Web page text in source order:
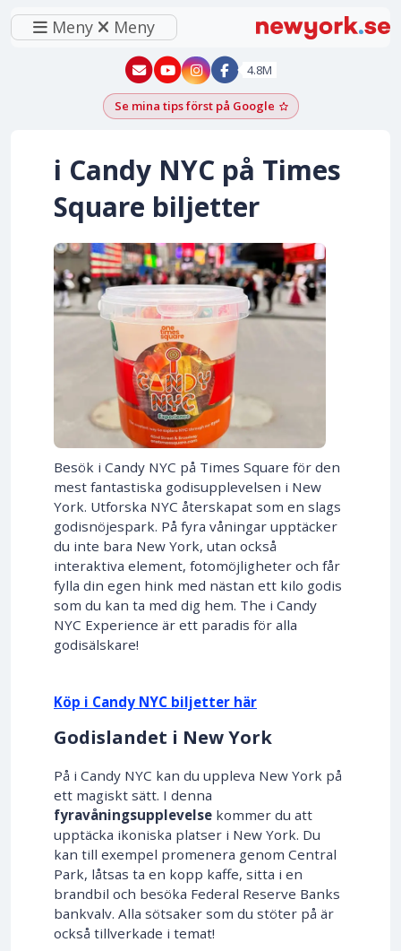
Meny Meny
New York - YouTube
New York - Instagram
4.8M
Se mina tips först på GoogleLägg till som
i Candy NYC på Times
Square biljetter
Besök i Candy NYC på Times Square för den
mest fantastiska godisupplevelsen i New
York. Utforska NYC återskapat som en slags
godisnöjespark. På fyra våningar upptäcker
du inte bara New York, utan också
interaktiva element, fotomöjligheter och får
fylla din egen hink med nästan ett kilo godis
som du kan ta med dig hem. The i Candy
NYC Experience är ett paradis för alla
godisälskare!
Köp i Candy NYC biljetter här
Godislandet i New York
På i Candy NYC kan du uppleva New York på
ett magiskt sätt. I denna
fyravåningsupplevelse kommer du att
upptäcka ikoniska platser i New York. Du
kan till exempel promenera genom Central
Park, låtsas ta en kopp kaffe, sitta i en
brandbil och besöka Federal Reserve Banks
bankvalv. Alla sötsaker som du stöter på är
också tillverkade i temat!